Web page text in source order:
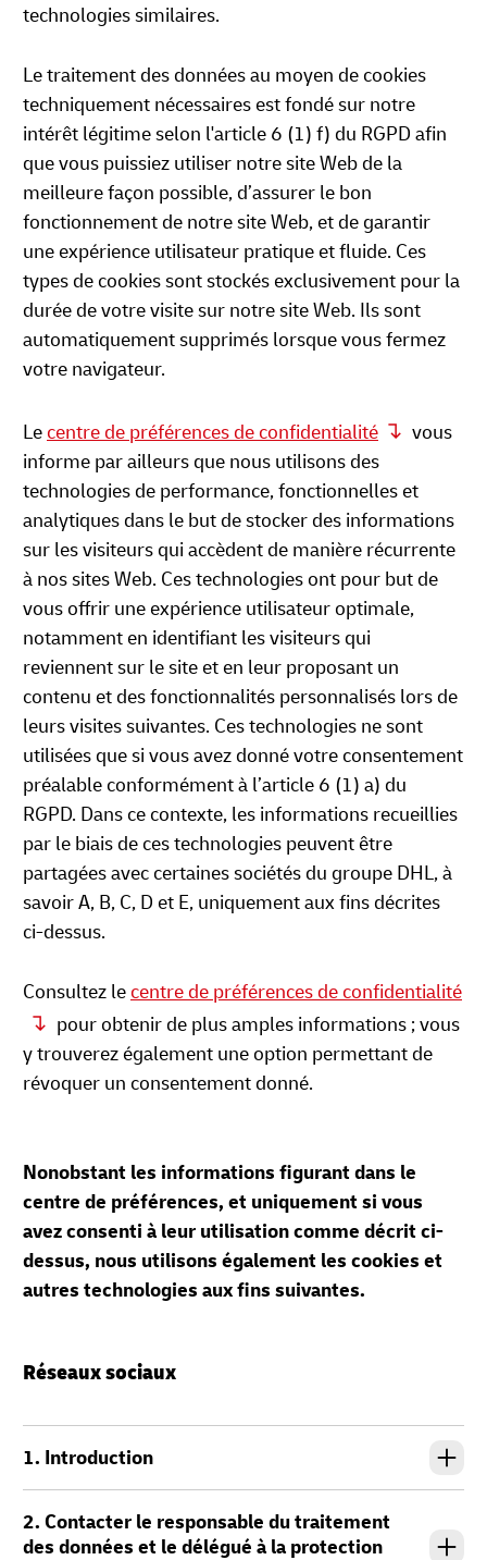
technologies similaires.
Le traitement des données au moyen de cookies
techniquement nécessaires est fondé sur notre
intérêt légitime selon l'article 6 (1) f) du RGPD afin
que vous puissiez utiliser notre site Web de la
meilleure façon possible, d’assurer le bon
fonctionnement de notre site Web, et de garantir
une expérience utilisateur pratique et fluide. Ces
types de cookies sont stockés exclusivement pour la
durée de votre visite sur notre site Web. Ils sont
automatiquement supprimés lorsque vous fermez
votre navigateur.
Le centre de préférences de confidentialité
vous
informe par ailleurs que nous utilisons des
technologies de performance, fonctionnelles et
analytiques dans le but de stocker des informations
sur les visiteurs qui accèdent de manière récurrente
à nos sites Web. Ces technologies ont pour but de
vous offrir une expérience utilisateur optimale,
notamment en identifiant les visiteurs qui
reviennent sur le site et en leur proposant un
contenu et des fonctionnalités personnalisés lors de
leurs visites suivantes. Ces technologies ne sont
utilisées que si vous avez donné votre consentement
préalable conformément à l’article 6 (1) a) du
RGPD. Dans ce contexte, les informations recueillies
par le biais de ces technologies peuvent être
partagées avec certaines sociétés du groupe DHL, à
savoir A, B, C, D et E, uniquement aux fins décrites
ci-dessus.
Consultez le centre de préférences de confidentialité
pour obtenir de plus amples informations ; vous
y trouverez également une option permettant de
révoquer un consentement donné.
Nonobstant les informations figurant dans le
centre de préférences, et uniquement si vous
avez consenti à leur utilisation comme décrit ci-
dessus, nous utilisons également les cookies et
autres technologies aux fins suivantes.
Réseaux sociaux
1. Introduction
2. Contacter le responsable du traitement
des données et le délégué à la protection